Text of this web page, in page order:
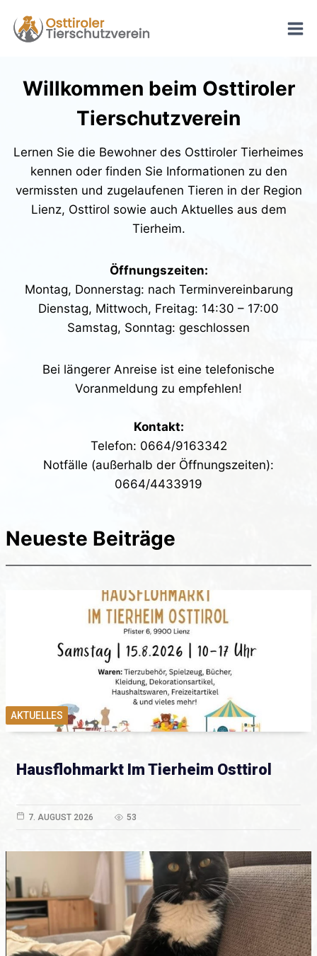
Inhalt
springen
Willkommen beim Osttiroler
Tierschutzverein
Lernen Sie die Bewohner des Osttiroler Tierheimes
kennen oder finden Sie Informationen zu den
vermissten und zugelaufenen Tieren in der Region
Lienz, Osttirol sowie auch Aktuelles aus dem
Tierheim.
Öffnungszeiten:
Montag, Donnerstag: nach Terminvereinbarung
Dienstag, Mittwoch, Freitag: 14:30 – 17:00
Samstag, Sonntag: geschlossen
Bei längerer Anreise ist eine telefonische
Voranmeldung zu empfehlen!
Kontakt:
​Telefon: 0664/9163342
Notfälle (außerhalb der Öffnungszeiten):
0664/4433919
Neueste Beiträge
AKTUELLES
Hausflohmarkt Im Tierheim Osttirol
7. AUGUST 2026 53